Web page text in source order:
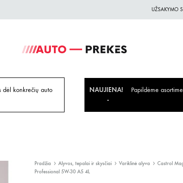
UŽSAKYMO
geriausiomis
konkrečių auto
NAUJIENA!
Papildėme
Pradžia Alyvos, tepalai ir skysčiai Variklinė alyva
Castrol
Professional 5W-30 A5 4L